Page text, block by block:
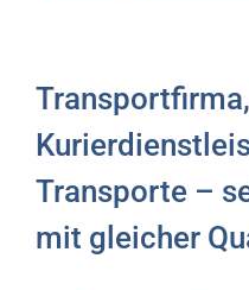
Transporte –
mit gleicher